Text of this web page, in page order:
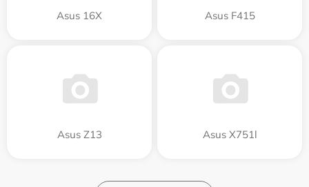
Asus 16X Asus F415
Asus Z13 Asus X751l